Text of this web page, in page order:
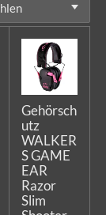
Gehörsch
utz
WALKER
S GAME
EAR
Razor
Slim